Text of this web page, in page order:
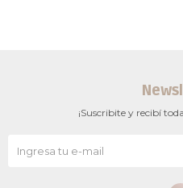
¡Suscribite y recibí